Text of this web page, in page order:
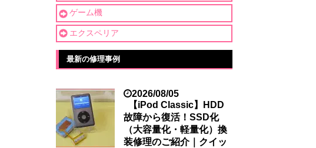
ゲーム機
エクスペリア
最新の修理事例
2026/08/05
【iPod Classic】HDD
故障から復活！SSD化
（大容量化・軽量化）換
装修理のご紹介｜クイッ